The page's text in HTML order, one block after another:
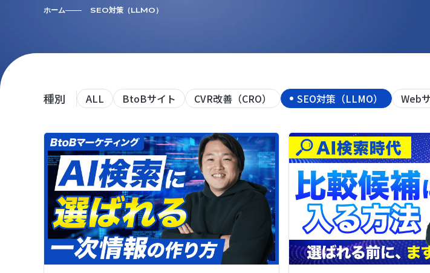
ホーム SEO対策（LLMO）
種別 ALL BtoBサイト CVR改善（CRO） SEO対策（LLMO） Web